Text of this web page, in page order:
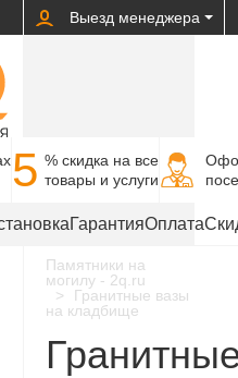
Выезд менеджера
5 % cкидка на все
товары и услуги
ГарантияОплата
Памятники на
могилу - 2q.ru
Гранитные вазы
на кладбище